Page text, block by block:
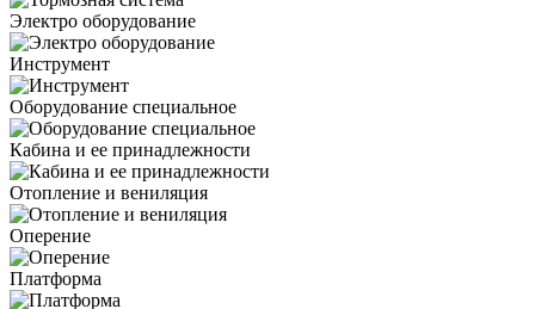
Электро оборудование
Инструмент
Оборудование специальное
Кабина и ее принадлежности
Отопление и вениляция
Оперение
Платформа